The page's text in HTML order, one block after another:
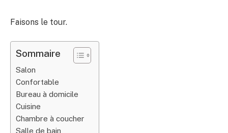
Faisons le tour.
Sommaire
Salon
Confortable
Bureau à domicile
Cuisine
Chambre à coucher
Salle de bain